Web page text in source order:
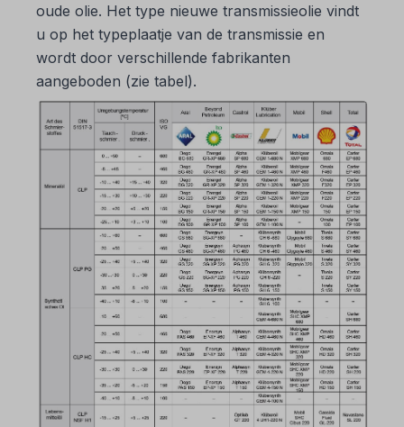
oude olie. Het type nieuwe transmissieolie vindt
u op het typeplaatje van de transmissie en
wordt door verschillende fabrikanten
aangeboden (zie tabel).